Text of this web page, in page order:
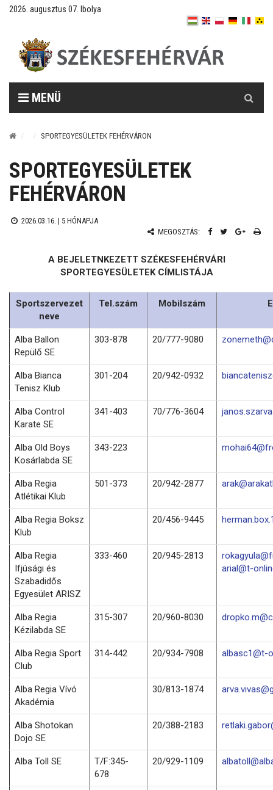
2026. augusztus 07. Ibolya
MENÜ
SPORTEGYESÜLETEK FEHÉRVÁRON
SPORTEGYESÜLETEK
FEHÉRVÁRON
2026.03.16. | 5 HÓNAPJA
MEGOSZTÁS:
A BEJELETNKEZETT SZÉKESFEHÉRVÁRI
SPORTEGYESÜLETEK CÍMLISTÁJA
Sportszervezet
neve
Tel.szám Mobilszám
Alba Ballon
Repülő SE
303-878 20/777-9080
Alba Bianca
Tenisz Klub
301-204 20/942-0932
Alba Control
Karate SE
341-403 70/776-3604
Alba Old Boys
Kosárlabda SE
343-223
Alba Regia
Atlétikai Klub
501-373 20/942-2877
Alba Regia Boksz
Klub
20/456-9445
Alba Regia
Ifjúsági és
Szabadidős
Egyesület ARISZ
333-460 20/945-2813
arial@t-
Alba Regia
Kézilabda SE
315-307 20/960-8030
Alba Regia Sport
Club
314-442 20/934-7908 albasc1@t-
Alba Regia Vívó
Akadémia
30/813-1874
Alba Shotokan
Dojo SE
20/388-2183
Alba Toll SE
T/F:345-
678
20/929-1109